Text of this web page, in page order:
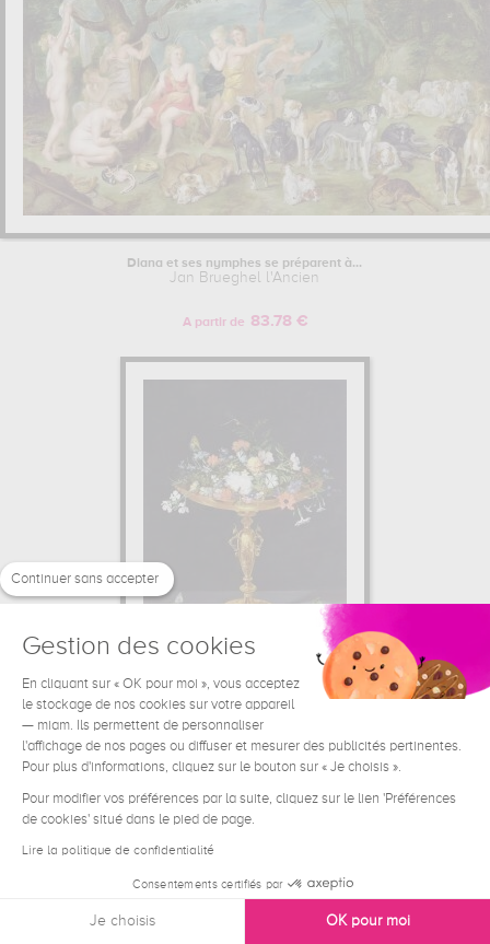
Diana et ses nymphes se préparent à...
Jan Brueghel l'Ancien
A partir de 83.78 €
Fleurs dans un Tazza d'or
A partir de 65.94 €
Continuer sans accepter
Gestion des cookies
En cliquant sur « OK pour moi », vous acceptez
le stockage de nos cookies sur votre appareil
— miam. Ils permettent de personnaliser
l'affichage de nos pages ou diffuser et mesurer des publicités pertinentes.
Pour plus d'informations, cliquez sur le bouton sur « Je choisis ».
Pour modifier vos préférences par la suite, cliquez sur le lien 'Préférences
de cookies' situé dans le pied de page.
Lire la politique de confidentialité
Consentements certifiés par
Je choisis OK pour moi